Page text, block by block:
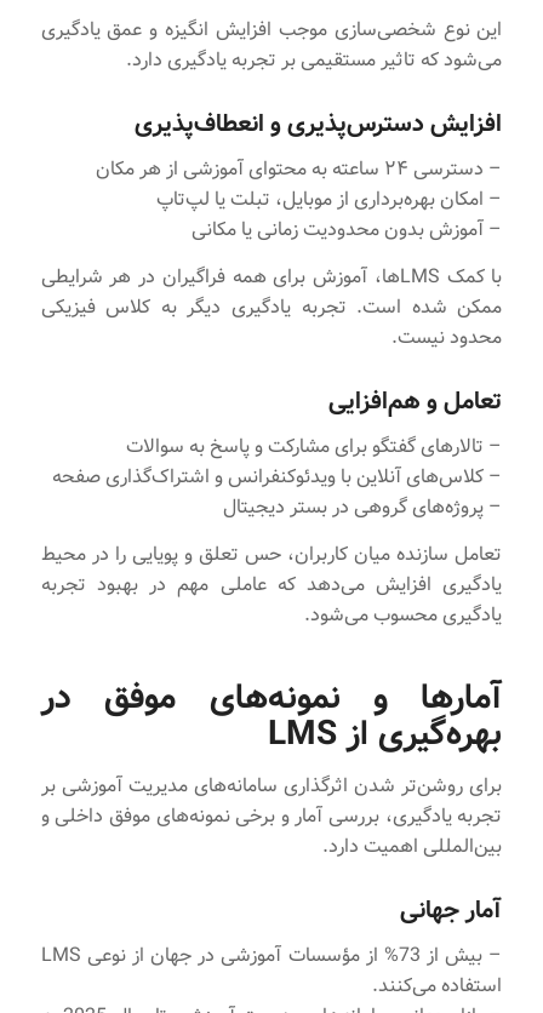
این نوع شخصی‌سازی موجب افزایش انگیزه و عمق یادگیری
می‌شود که تاثیر مستقیمی بر تجربه یادگیری دارد.
افزایش دسترس‌پذیری و انعطاف‌پذیری
– دسترسی ۲۴ ساعته به محتوای آموزشی از هر مکان
– امکان بهره‌برداری از موبایل، تبلت یا لپ‌تاپ
– آموزش بدون محدودیت زمانی یا مکانی
با کمک LMSها، آموزش برای همه فراگیران در هر شرایطی
ممکن شده است. تجربه یادگیری دیگر به کلاس فیزیکی
محدود نیست.
تعامل و هم‌افزایی
– تالارهای گفتگو برای مشارکت و پاسخ به سوالات
– کلاس‌های آنلاین با ویدئوکنفرانس و اشتراک‌گذاری صفحه
– پروژه‌های گروهی در بستر دیجیتال
تعامل سازنده میان کاربران، حس تعلق و پویایی را در محیط
یادگیری افزایش می‌دهد که عاملی مهم در بهبود تجربه
یادگیری محسوب می‌شود.
آمارها و نمونه‌های موفق در
بهره‌گیری از LMS
برای روشن‌تر شدن اثرگذاری سامانه‌های مدیریت آموزشی بر
تجربه یادگیری، بررسی آمار و برخی نمونه‌های موفق داخلی و
بین‌المللی اهمیت دارد.
آمار جهانی
– بیش از 73% از مؤسسات آموزشی در جهان از نوعی LMS
استفاده می‌کنند.